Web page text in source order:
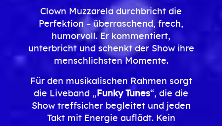
Clown Muzzarela durchbricht die
Perfektion – überraschend, frech,
humorvoll. Er kommentiert,
unterbricht und schenkt der Show ihre
menschlichsten Momente.
Für den musikalischen Rahmen sorgt
die Liveband „ Funky Tunes“, die die
Show treffsicher begleitet und jeden
Takt mit Energie auflädt. Kein